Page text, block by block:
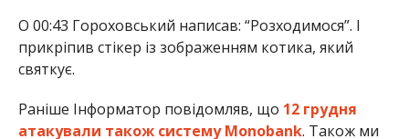
О 00:43 Гороховський написав: “Розходимося”. І
прикріпив стікер із зображенням котика, який
святкує.
Раніше Інформатор повідомляв, що 12 грудня
атакували також систему Monobank. Також ми